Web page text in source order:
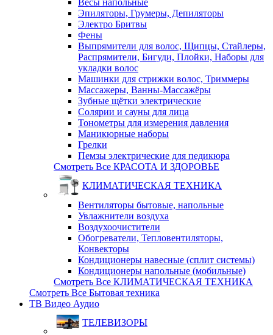
Весы напольные
Эпиляторы, Грумеры, Депиляторы
Электро Бритвы
Фены
Выпрямители для волос, Щипцы, Стайлеры,
Распрямители, Бигуди, Плойки, Наборы для
укладки волос
Машинки для стрижки волос, Триммеры
Массажеры, Ванны-Массажёры
Зубные щётки электрические
Солярии и сауны для лица
Тонометры для измерения давления
Маникюрные наборы
Грелки
Пемзы электрические для педикюра
Смотреть Все КРАСОТА И ЗДОРОВЬЕ
КЛИМАТИЧЕСКАЯ ТЕХНИКА
Вентиляторы бытовые, напольные
Увлажнители воздуха
Воздухоочистители
Обогреватели, Тепловентиляторы,
Конвекторы
Кондиционеры навесные (сплит системы)
Кондиционеры напольные (мобильные)
Смотреть Все КЛИМАТИЧЕСКАЯ ТЕХНИКА
Смотреть Все Бытовая техника
ТВ Видео Аудио
ТЕЛЕВИЗОРЫ